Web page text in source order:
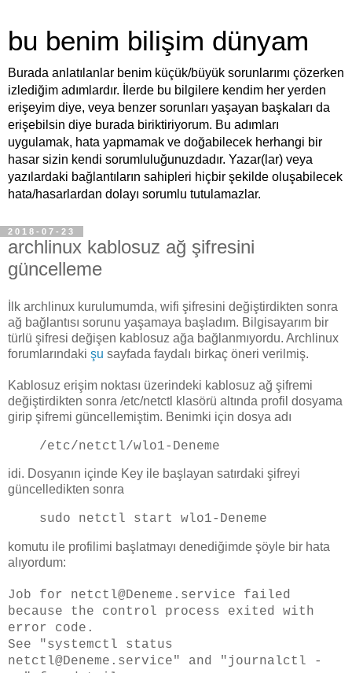
bu benim bilişim dünyam
Burada anlatılanlar benim küçük/büyük sorunlarımı çözerken
izlediğim adımlardır. İlerde bu bilgilere kendim her yerden
erişeyim diye, veya benzer sorunları yaşayan başkaları da
erişebilsin diye burada biriktiriyorum. Bu adımları
uygulamak, hata yapmamak ve doğabilecek herhangi bir
hasar sizin kendi sorumluluğunuzdadır. Yazar(lar) veya
yazılardaki bağlantıların sahipleri hiçbir şekilde oluşabilecek
hata/hasarlardan dolayı sorumlu tutulamazlar.
2018-07-23
archlinux kablosuz ağ şifresini
güncelleme
İlk archlinux kurulumumda, wifi şifresini değiştirdikten sonra
ağ bağlantısı sorunu yaşamaya başladım. Bilgisayarım bir
türlü şifresi değişen kablosuz ağa bağlanmıyordu. Archlinux
forumlarındaki şu sayfada faydalı birkaç öneri verilmiş.
Kablosuz erişim noktası üzerindeki kablosuz ağ şifremi
değiştirdikten sonra /etc/netctl klasörü altında profil dosyama
girip şifremi güncellemiştim. Benimki için dosya adı
/etc/netctl/wlo1-Deneme
idi. Dosyanın içinde Key ile başlayan satırdaki şifreyi
güncelledikten sonra
sudo netctl start wlo1-Deneme
komutu ile profilimi başlatmayı denediğimde şöyle bir hata
alıyordum:
Job for netctl@Deneme.service failed
because the control process exited with
error code.
See "systemctl status
netctl@Deneme.service" and "journalctl -